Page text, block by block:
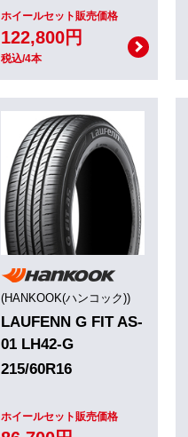
ホイールセット販売価格
122,800円
税込/4本
(HANKOOK(ハンコック))
LAUFENN G FIT AS-
01 LH42-G
215/60R16
ホイールセット販売価格